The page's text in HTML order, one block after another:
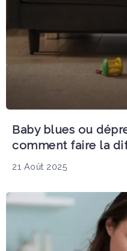
Baby blues ou
comment faire la
21 Août 2025